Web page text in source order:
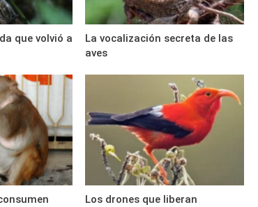
que volvió a
La vocalización secreta de las
aves
Los drones que liberan